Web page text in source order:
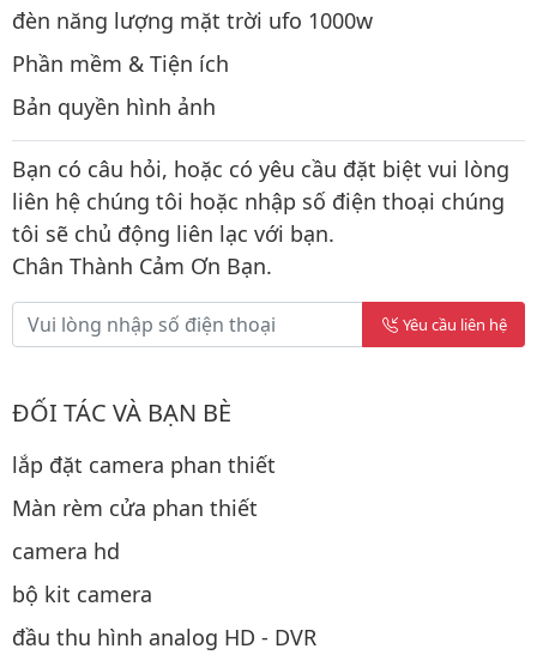
đèn năng lượng mặt trời ufo 1000w
Phần mềm & Tiện ích
Bản quyền hình ảnh
Bạn có câu hỏi, hoặc có yêu cầu đặt biệt vui lòng
liên hệ chúng tôi hoặc nhập số điện thoại chúng
tôi sẽ chủ động liên lạc với bạn.
Chân Thành Cảm Ơn Bạn.
Yêu cầu liên hệ
ĐỐI TÁC VÀ BẠN BÈ
lắp đặt camera phan thiết
Màn rèm cửa phan thiết
camera hd
bộ kit camera
đầu thu hình analog HD - DVR